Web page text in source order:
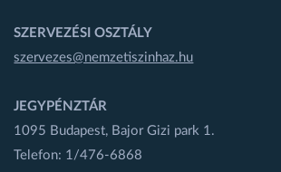
SZERVEZÉSI OSZTÁLY
szervezes@nemzetiszinhaz.hu
JEGYPÉNZTÁR
1095 Budapest, Bajor Gizi park 1.
Telefon: 1/476-6868